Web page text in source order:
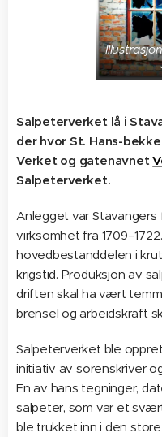
Salpeterverket lå i
der hvor St. Hans-
Verket og gatenavnet
Salpeterverket.
Anlegget var Stavangers
virksomhet fra
hovedbestanddelen i
krigstid. Produksjon av
driften skal ha vært
brensel og arbeidskraft
Salpeterverket ble
initiativ av sorenskriver
En av hans tegninger,
salpeter, som var et
ble trukket inn i den